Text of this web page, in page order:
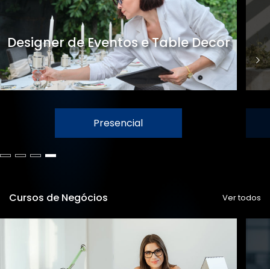
Designer de Eventos e Table Decor
Presencial
Cursos de Negócios Ver todos